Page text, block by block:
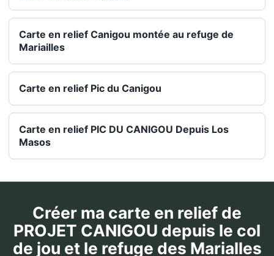
Carte en relief Canigou montée au refuge de
Mariailles
Carte en relief Pic du Canigou
Carte en relief PIC DU CANIGOU Depuis Los
Masos
Créer ma carte en relief de
PROJET CANIGOU depuis le col
de jou et le refuge des Marialles